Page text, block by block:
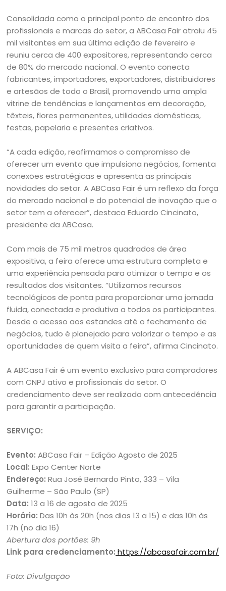
Consolidada como o principal ponto de encontro dos
profissionais e marcas do setor, a ABCasa Fair atraiu 45
mil visitantes em sua última edição de fevereiro e
reuniu cerca de 400 expositores, representando cerca
de 80% do mercado nacional. O evento conecta
fabricantes, importadores, exportadores, distribuidores
e artesãos de todo o Brasil, promovendo uma ampla
vitrine de tendências e lançamentos em decoração,
têxteis, flores permanentes, utilidades domésticas,
festas, papelaria e presentes criativos.
“A cada edição, reafirmamos o compromisso de
oferecer um evento que impulsiona negócios, fomenta
conexões estratégicas e apresenta as principais
novidades do setor. A ABCasa Fair é um reflexo da força
do mercado nacional e do potencial de inovação que o
setor tem a oferecer”, destaca Eduardo Cincinato,
presidente da ABCasa.
Com mais de 75 mil metros quadrados de área
expositiva, a feira oferece uma estrutura completa e
uma experiência pensada para otimizar o tempo e os
resultados dos visitantes. “Utilizamos recursos
tecnológicos de ponta para proporcionar uma jornada
fluida, conectada e produtiva a todos os participantes.
Desde o acesso aos estandes até o fechamento de
negócios, tudo é planejado para valorizar o tempo e as
oportunidades de quem visita a feira”, afirma Cincinato.
A ABCasa Fair é um evento exclusivo para compradores
com CNPJ ativo e profissionais do setor. O
credenciamento deve ser realizado com antecedência
para garantir a participação.
SERVIÇO:
Evento: ABCasa Fair – Edição Agosto de 2025
Local: Expo Center Norte
Endereço: Rua José Bernardo Pinto, 333 – Vila
Guilherme – São Paulo (SP)
Data: 13 a 16 de agosto de 2025
Horário: Das 10h às 20h (nos dias 13 a 15) e das 10h às
17h (no dia 16)
Abertura dos portões: 9h
Link para credenciamento: https://abcasafair.com.br/
Foto: Divulgação